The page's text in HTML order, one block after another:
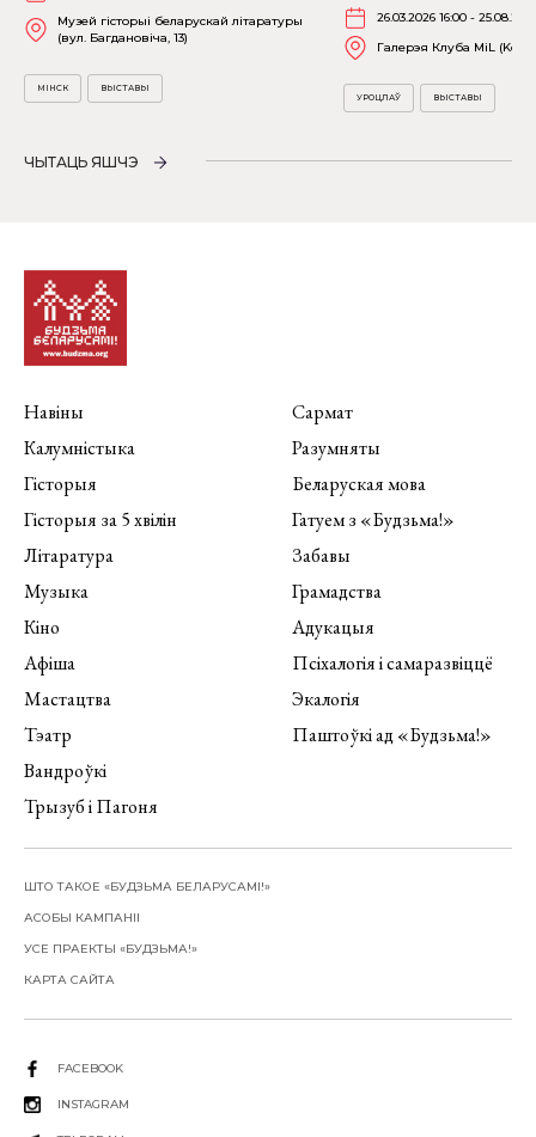
Музей гісторыі беларускай літаратуры
(вул. Багдановіча, 13)
МІНСК ВЫСТАВЫ
26.03.2026 16:00 -
Галерэя Клуба MiL
УРОЦЛАЎ ВЫСТАВЫ
ЧЫТАЦЬ ЯШЧЭ
Навіны
Калумністыка
Гісторыя
Гісторыя за 5 хвілін
Літаратура
Музыка
Кіно
Афіша
Мастацтва
Тэатр
Вандроўкі
Трызуб і Пагоня
Сармат
Разумняты
Беларуская мова
Гатуем з «Будзьма!»
Забавы
Грамадства
Адукацыя
Псіхалогія і самаразвіццё
Экалогія
Паштоўкі ад «Будзьма!»
ШТО ТАКОЕ «БУДЗЬМА БЕЛАРУСАМІ!»
АСОБЫ КАМПАНІІ
УСЕ ПРАЕКТЫ «БУДЗЬМА!»
КАРТА САЙТА
FACEBOOK
INSTAGRAM